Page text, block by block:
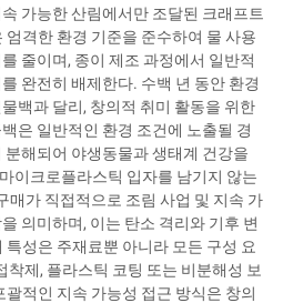
가능한 산림에서만 조달된 크래프트
격한 환경 기준을 준수하여 물 사용
줄이며, 종이 제조 과정에서 일반적
완전히 배제한다. 수백 년 동안 환경
백과 달리, 창의적 취미 활동을 위한
은 일반적인 환경 조건에 노출될 경
해되어 야생동물과 생태계 건강을
이크로플라스틱 입자를 남기지 않는
매가 직접적으로 조림 사업 및 지속 가
의미하며, 이는 탄소 격리와 기후 변
성은 주재료뿐 아니라 모든 구성 요
착제, 플라스틱 코팅 또는 비분해성 보
적인 지속 가능성 접근 방식은 창의